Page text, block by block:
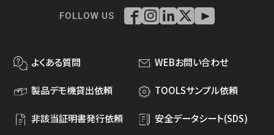
FOLLOW US
よくある質問 WEBお問い合わせ
製品デモ機貸出依頼 TOOLSサンプル依頼
非該当証明書発行依頼 安全データシート(SDS)